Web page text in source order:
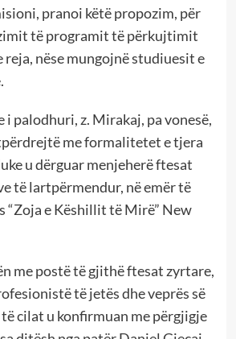
pranoi këtë propozim, për
të programit të përkujtimit
reja, nëse mungojnë studiuesit e
i palodhuri, z. Mirakaj, pa vonesë,
me formalitetet e tjera
u dërguar menjeherë ftesat
të lartpërmendur, në emër të
“Zoja e Këshillit të Mirë” New
me postë të gjithë ftesat zyrtare,
të jetës dhe veprës së
cilat u konfirmuan me përgjigje